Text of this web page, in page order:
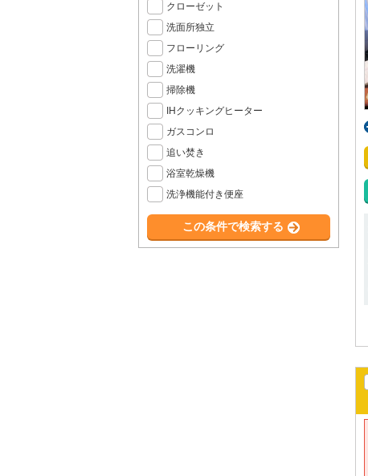
クローゼット
洗面所独立
フローリング
洗濯機
掃除機
IHクッキングヒーター
ガスコンロ
追い焚き
浴室乾燥機
洗浄機能付き便座
この条件で検索する